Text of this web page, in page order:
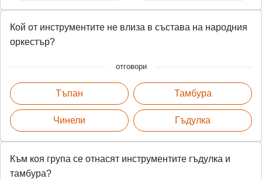
Кой от инструментите не влиза в състава на народния
оркестър?
отговори
Тъпан
Чинели
Тамбура
Гъдулка
Към коя група cе отнасят инструментите гъдулка и
тамбура?